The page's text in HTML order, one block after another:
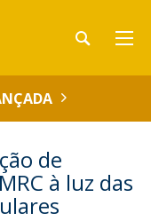
de
à luz das